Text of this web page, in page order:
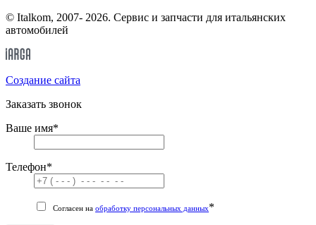
© Italkom, 2007- 2026. Сервис и запчасти для итальянских
автомобилей
Cоздание сайта
Заказать звонок
Ваше имя*
Телефон*
Согласен на обработку персональных данных*